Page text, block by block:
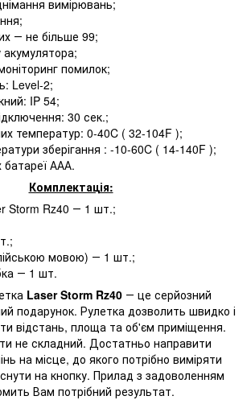
вимірювань;
― не більше 99;
акумулятора;
помилок;
Level-2;
IP 54;
30 сек.;
температур: 0-40C ( 32-104F );
зберігання : -10-60C ( 14-140F );
ААА.
Комплектація:
Storm Rz40 ― 1 шт.;
мовою) ― 1 шт.;
― 1 шт.
Laser Storm Rz40― це серйозний
подарунок. Рулетка дозволить швидко і
відстань, площа та об'єм приміщення.
не складний. Достатньо направити
на місце, до якого потрібно виміряти
на кнопку. Прилад з задоволенням
Вам потрібний результат.